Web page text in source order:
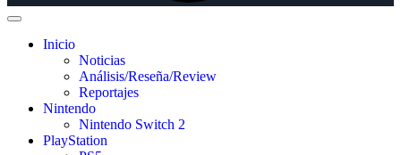
Inicio
Noticias
Análisis/Reseña/Review
Reportajes
Nintendo
Nintendo Switch 2
PlayStation